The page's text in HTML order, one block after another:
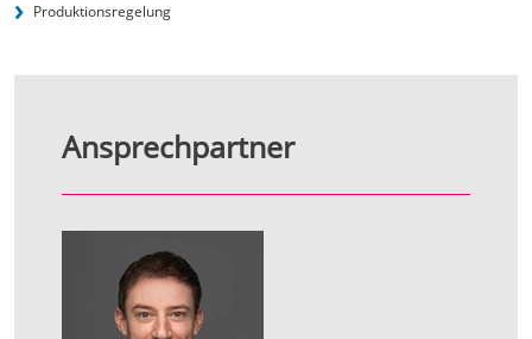
Produktionsregelung
Ansprechpartner